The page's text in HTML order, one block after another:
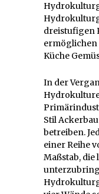
dreistufigen
ermöglichen
Küche
In der
Stil
betreiben.
einer Reihe
Maßstab, die